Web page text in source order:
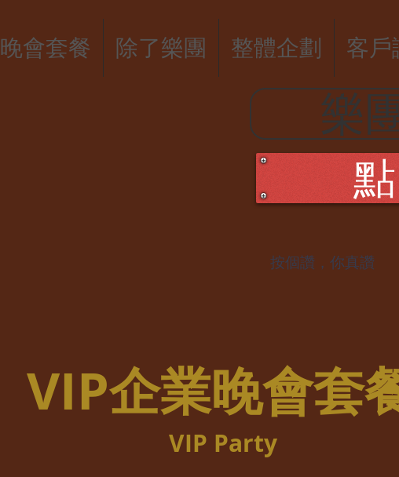
晚會套餐 除了樂團 整體企劃 客戶
樂
​按個讚，你真讚
VIP企業晚會套
VIP Party